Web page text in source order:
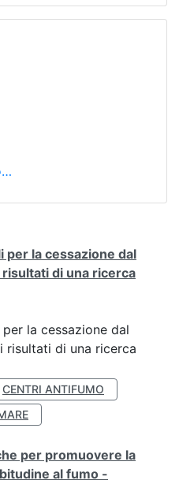
per la cessazione dal
di una ricerca
la cessazione dal
risultati di una ricerca
CENTRI ANTIFUMO
per promuovere la
al fumo -